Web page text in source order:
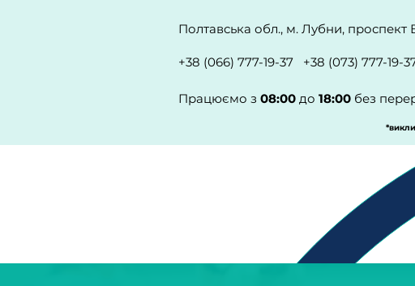
Полтавська обл., м. Лубни, проспект
+38 (066) 777-19-37 +38 (073) 777-19-
Працюємо з 08:00 до 18:00 без